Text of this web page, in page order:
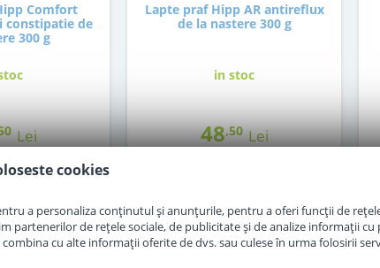
Comfort
constipatie de
300 g
Lei
in cos
Lapte praf Hipp AR antireflux
de la nastere 300 g
in stoc
48,50 Lei
cookies
a personaliza conținutul și anunțurile, pentru a oferi funcții de
partenerilor de rețele sociale, de publicitate și de analize informații
cu alte informații oferite de dvs. sau culese în urma folosirii